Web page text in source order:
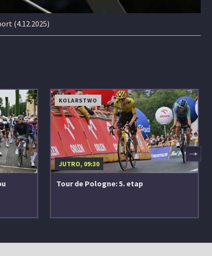
(4.12.2025)
KOLARSTWO
JUTRO, 09:30
Tour de Pologne: 5. etap
▶